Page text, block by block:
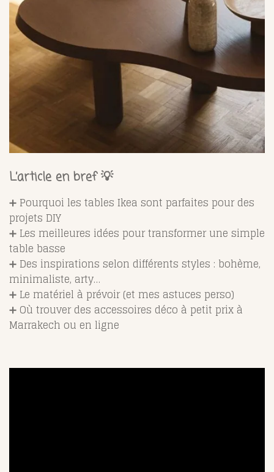
L’article en bref 💡
➕ Pourquoi les tables Ikea sont parfaites pour des
projets DIY
➕ Les meilleures idées pour transformer une simple
table basse
➕ Des inspirations selon différents styles : bohème,
minimaliste, arty…
➕ Le matériel à prévoir (et mes astuces perso)
➕ Où trouver des accessoires déco à petit prix à
Marrakech ou en ligne